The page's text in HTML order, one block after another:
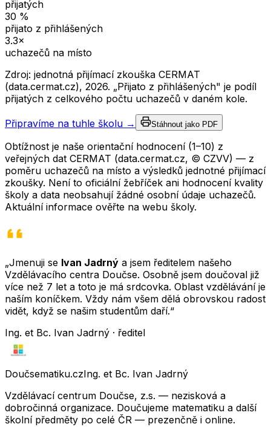
přijatých
30 %
přijato z přihlášených
3.3×
uchazečů na místo
Zdroj: jednotná přijímací zkouška CERMAT
(data.cermat.cz), 2026. „Přijato z přihlášených" je podíl
přijatých z celkového počtu uchazečů v daném kole.
Připravíme na tuhle školu → Stáhnout jako PDF
Obtížnost je naše orientační hodnocení (1–10) z
veřejných dat CERMAT (data.cermat.cz, © CZVV) — z
poměru uchazečů na místo a výsledků jednotné přijímací
zkoušky. Není to oficiální žebříček ani hodnocení kvality
školy a data neobsahují žádné osobní údaje uchazečů.
Aktuální informace ověřte na webu školy.
„Jmenuji se Ivan Jadrný a jsem ředitelem našeho
Vzdělávacího centra Doučse. Osobně jsem doučoval již
více než 7 let a toto je má srdcovka. Oblast vzdělávání je
naším koníčkem. Vždy nám všem dělá obrovskou radost
vidět, když se našim studentům daří.“
Ing. et Bc. Ivan Jadrný · ředitel
Doučsematiku.czIng. et Bc. Ivan Jadrný
Vzdělávací centrum Doučse, z.s. — nezisková a
dobročinná organizace. Doučujeme matematiku a další
školní předměty po celé ČR — prezenčně i online.